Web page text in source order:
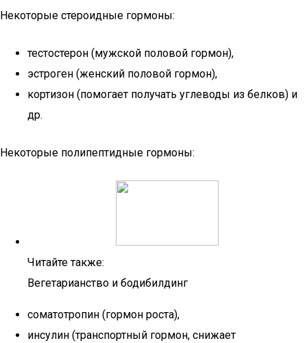
Некоторые стероидные гормоны:
тестостерон (мужской половой гормон),
эстроген (женский половой гормон),
кортизон (помогает получать углеводы из белков) и
др.
Некоторые полипептидные гормоны:
Читайте также:
Вегетарианство и бодибилдинг
соматотропин (гормон роста),
инсулин (транспортный гормон, снижает